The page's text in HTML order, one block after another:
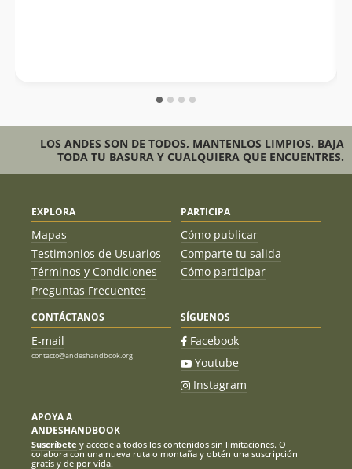
LOS ANDES SON DE TODOS, MANTENLOS LIMPIOS. BAJA
TODA TU BASURA Y CUALQUIERA QUE ENCUENTRES.
EXPLORA
Mapas
Testimonios de Usuarios
Términos y Condiciones
Preguntas Frecuentes
PARTICIPA
Cómo publicar
Comparte tu salida
Cómo participar
CONTÁCTANOS
E-mail
contacto@andeshandbook.org
SÍGUENOS
Facebook
Youtube
Instagram
APOYA A
ANDESHANDBOOK
Suscríbete y accede a todos los contenidos sin limitaciones. O
colabora con una nueva ruta o montaña y obtén una suscripción
gratis y de por vida.